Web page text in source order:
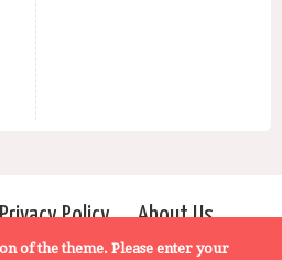
Policy About Us
of the theme. Please enter your